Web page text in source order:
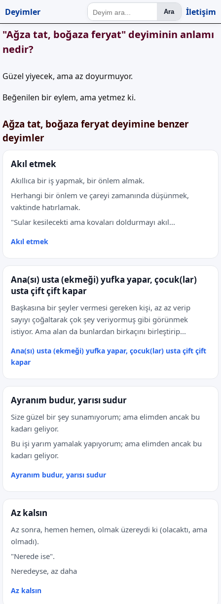
Deyimler Ara İletişim
"Ağza tat, boğaza feryat" deyiminin anlamı
nedir?
Güzel yiyecek, ama az doyurmuyor.
Beğenilen bir eylem, ama yetmez ki.
Ağza tat, boğaza feryat deyimine benzer
deyimler
Akıl etmek
Akıllıca bir iş yapmak, bir önlem almak.
Herhangi bir önlem ve çareyi zamanında düşünmek,
vaktinde hatırlamak.
"Sular kesilecekti ama kovaları doldurmayı akıl...
Akıl etmek
Ana(sı) usta (ekmeği) yufka yapar, çocuk(lar)
usta çift çift kapar
Başkasına bir şeyler vermesi gereken kişi, az az verip
sayıyı çoğaltarak çok şey veriyormuş gibi görünmek
istiyor. Ama alan da bunlardan birkaçını birleştirip...
Ana(sı) usta (ekmeği) yufka yapar, çocuk(lar) usta çift çift
kapar
Ayranım budur, yarısı sudur
Size güzel bir şey sunamıyorum; ama elimden ancak bu
kadarı geliyor.
Bu işi yarım yamalak yapıyorum; ama elimden ancak bu
kadarı geliyor.
Ayranım budur, yarısı sudur
Az kalsın
Az sonra, hemen hemen, olmak üzereydi ki (olacaktı, ama
olmadı).
"Nerede ise".
Neredeyse, az daha
Az kalsın